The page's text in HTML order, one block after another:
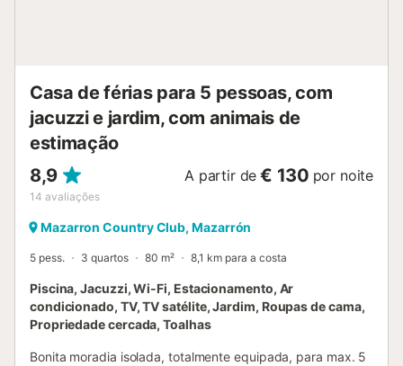
Casa de férias para 5 pessoas, com
jacuzzi e jardim, com animais de
estimação
8,9
14 avaliações
A partir de € 130 por noite
Mazarron Country Club, Mazarrón
5 pess. 3 quartos 80 m² 8,1 km para a costa
Piscina, Jacuzzi, Wi-Fi, Estacionamento, Ar
condicionado, TV, TV satélite, Jardim, Roupas de cama,
Propriedade cercada, Toalhas
Bonita moradia isolada, totalmente equipada, para max. 5